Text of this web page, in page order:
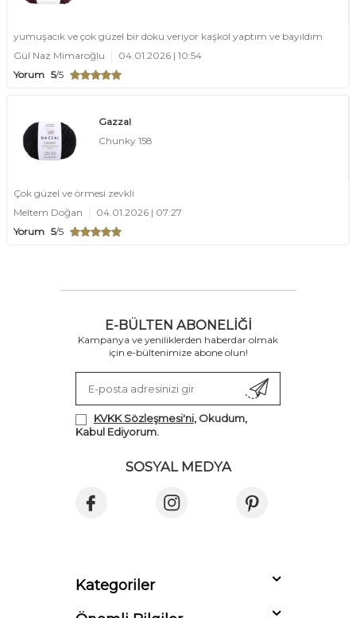
yumuşacık ve çok güzel bir doku veriyor kaşkol yaptım ve bayıldım
Gül Naz Mimaroğlu
04.01.2026 | 10:54
Yorum 5/5
Gazzal
Chunky 158
Çok güzel ve örmesi zevkli
Meltem Doğan
04.01.2026 | 07:27
Yorum 5/5
E-BÜLTEN ABONELIĞI
Kampanya ve yeniliklerden haberdar olmak
için e-bültenimize abone olun!
KVKK Sözleşmesi'ni, Okudum,
Kabul Ediyorum.
SOSYAL MEDYA
Kategoriler